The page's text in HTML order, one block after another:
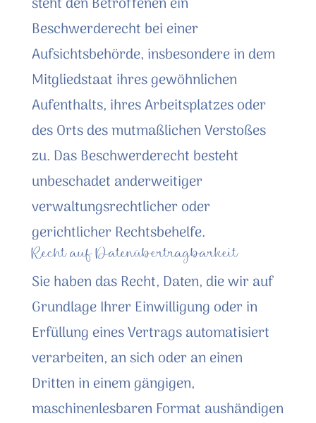
steht den Betroffenen ein
Beschwerderecht bei einer
Aufsichtsbehörde, insbesondere in dem
Mitgliedstaat ihres gewöhnlichen
Aufenthalts, ihres Arbeitsplatzes oder
des Orts des mutmaßlichen Verstoßes
zu. Das Beschwerderecht besteht
unbeschadet anderweitiger
verwaltungsrechtlicher oder
gerichtlicher Rechtsbehelfe.
Recht auf Daten­übertrag­barkeit
Sie haben das Recht, Daten, die wir auf
Grundlage Ihrer Einwilligung oder in
Erfüllung eines Vertrags automatisiert
verarbeiten, an sich oder an einen
Dritten in einem gängigen,
maschinenlesbaren Format aushändigen